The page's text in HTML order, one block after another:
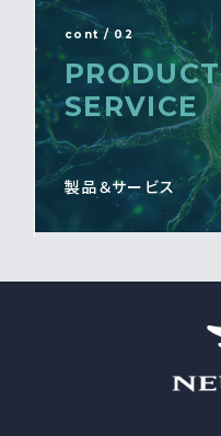
cont / 02
SERVICE
製品＆サービス